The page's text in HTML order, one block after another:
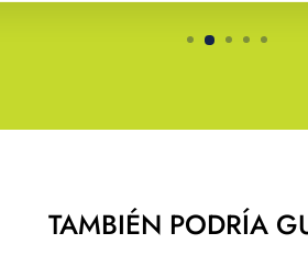
TAMBIÉN PODRÍA